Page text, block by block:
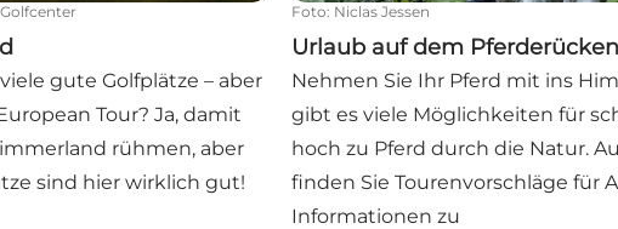
gute Golfplätze – aber
Tour? Ja, damit
rühmen, aber
sind hier wirklich gut!
Foto: Niclas Jessen
Urlaub auf dem Pferderücken
Nehmen Sie Ihr Pferd mit ins
gibt es viele Möglichkeiten für
hoch zu Pferd durch die Natur.
finden Sie Tourenvorschläge für
Informationen zu